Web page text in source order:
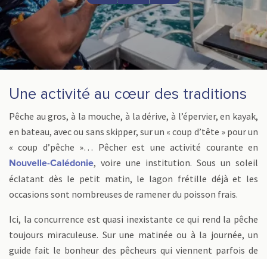
FacebookMessengerWhatsApp
Une activité au cœur des traditions
Pêche au gros, à la mouche, à la dérive, à l’épervier, en kayak,
en bateau, avec ou sans skipper, sur un « coup d’tête » pour un
« coup d’pêche »… Pêcher est une activité courante en
Nouvelle-Calédonie, voire une institution. Sous un soleil
éclatant dès le petit matin, le lagon frétille déjà et les
occasions sont nombreuses de ramener du poisson frais.
Ici, la concurrence est quasi inexistante ce qui rend la pêche
toujours miraculeuse. Sur une matinée ou à la journée, un
guide fait le bonheur des pêcheurs qui viennent parfois de